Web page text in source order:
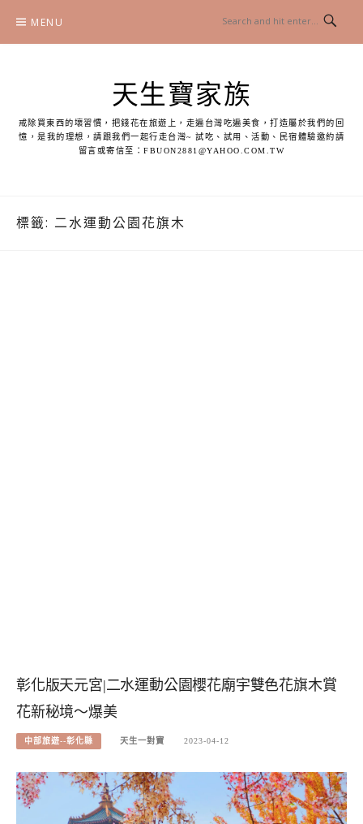
content
MENU
天生寶家族
戒除買東西的壞習慣，把錢花在旅遊上，走遍台灣吃遍美食，打造屬於我們的回
憶，是我的理想，請跟我們一起行走台灣~ 試吃、試用、活動、民宿體驗邀約請
留言或寄信至：FBUON2881@YAHOO.COM.TW
標籤: 二水運動公園花旗木
彰化版天元宮|二水運動公園櫻花廟宇雙色花旗木賞
花新秘境～爆美
中部旅遊--彰化縣 天生一對寶 2023-04-12